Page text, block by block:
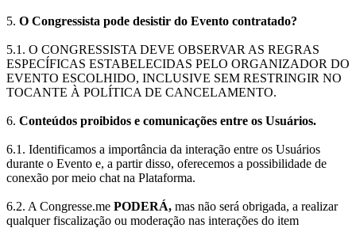
5. O Congressista pode desistir do Evento contratado?
5.1. O CONGRESSISTA DEVE OBSERVAR AS REGRAS
ESPECÍFICAS ESTABELECIDAS PELO ORGANIZADOR DO
EVENTO ESCOLHIDO, INCLUSIVE SEM RESTRINGIR NO
TOCANTE À POLÍTICA DE CANCELAMENTO.
6. Conteúdos proibidos e comunicações entre os Usuários.
6.1. Identificamos a importância da interação entre os Usuários
durante o Evento e, a partir disso, oferecemos a possibilidade de
conexão por meio chat na Plataforma.
6.2. A Congresse.me PODERÁ, mas não será obrigada, a realizar
qualquer fiscalização ou moderação nas interações do item